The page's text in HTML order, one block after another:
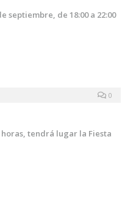
septiembre, de 18:00 a 22:00
0
horas, tendrá lugar la Fiesta